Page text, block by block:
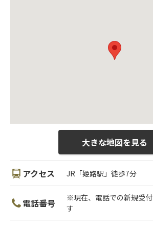
大きな地図を見る
アクセス JR「姫路駅」徒歩7分
電話番号
※現在、電話での新規受
す